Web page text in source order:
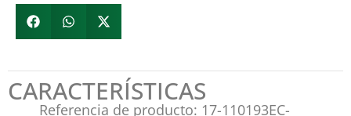
CARACTERÍSTICAS
Referencia de producto: 17-110193EC-